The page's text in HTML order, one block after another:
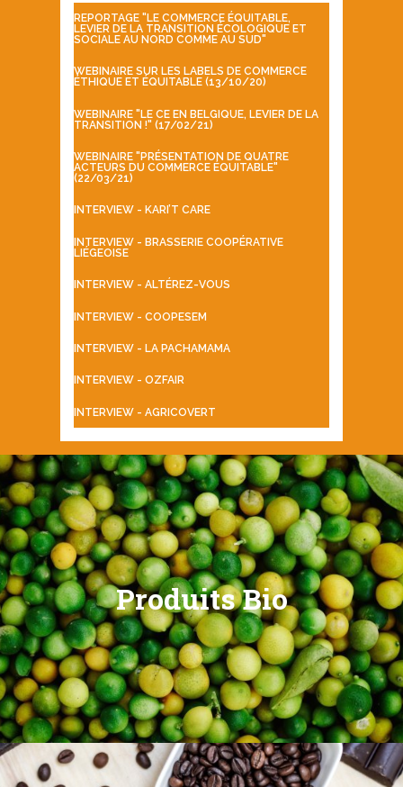
REPORTAGE "LE COMMERCE ÉQUITABLE,
LEVIER DE LA TRANSITION ÉCOLOGIQUE ET
SOCIALE AU NORD COMME AU SUD"
WEBINAIRE SUR LES LABELS DE COMMERCE
ÉTHIQUE ET ÉQUITABLE (13/10/20)
WEBINAIRE "LE CE EN BELGIQUE, LEVIER DE LA
TRANSITION !" (17/02/21)
WEBINAIRE "PRÉSENTATION DE QUATRE
ACTEURS DU COMMERCE ÉQUITABLE"
(22/03/21)
INTERVIEW - KARI’T CARE
INTERVIEW - BRASSERIE COOPÉRATIVE
LIÉGEOISE
INTERVIEW - ALTÉREZ-VOUS
INTERVIEW - COOPESEM
INTERVIEW - LA PACHAMAMA
INTERVIEW - OZFAIR
INTERVIEW - AGRICOVERT
Produits Bio